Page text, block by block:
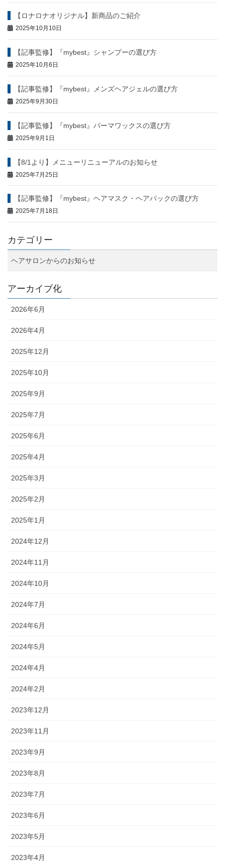
【ロナロナオリジナル】新商品のご紹介
2025年10月10日
【記事監修】『mybest』シャンプーの選び方
2025年10月6日
【記事監修】『mybest』メンズヘアジェルの選び方
2025年9月30日
【記事監修】『mybest』パーマワックスの選び方
2025年9月1日
【8/1より】メニューリニューアルのお知らせ
2025年7月25日
【記事監修】『mybest』ヘアマスク・ヘアパックの選び方
2025年7月18日
カテゴリー
ヘアサロンからのお知らせ
アーカイブ化
2026年6月
2026年4月
2025年12月
2025年10月
2025年9月
2025年7月
2025年6月
2025年4月
2025年3月
2025年2月
2025年1月
2024年12月
2024年11月
2024年10月
2024年7月
2024年6月
2024年5月
2024年4月
2024年2月
2023年12月
2023年11月
2023年9月
2023年8月
2023年7月
2023年6月
2023年5月
2023年4月